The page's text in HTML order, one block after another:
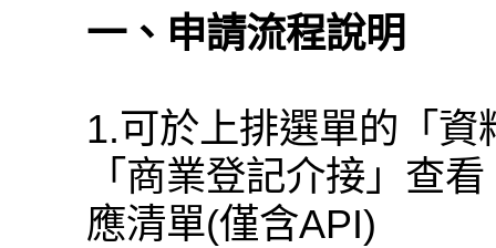
一、申請流程說明
1.可於上排選單的「
「商業登記介接」查
應清單(僅含API)